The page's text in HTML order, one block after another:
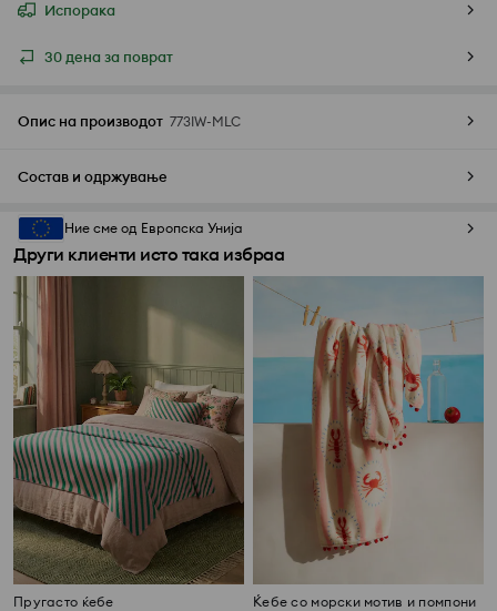
Испорака
30 дена за поврат
Опис на производот 773IW-MLC
Состав и одржување
Ние сме од Европска Унија
Други клиенти исто така избраа
Пругасто ќебе Ќебе со морски мотив и помпони